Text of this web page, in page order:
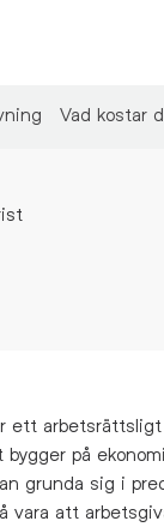
Vad kostar
ett arbetsrättsligt
bygger på
grunda sig i
vara att